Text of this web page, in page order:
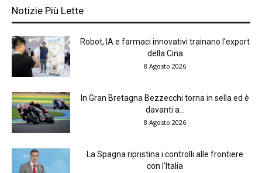
Notizie Più Lette
Robot, IA e farmaci innovativi trainano l’export
della Cina
8 Agosto 2026
In Gran Bretagna Bezzecchi torna in sella ed è
davanti a...
8 Agosto 2026
La Spagna ripristina i controlli alle frontiere
con l’Italia